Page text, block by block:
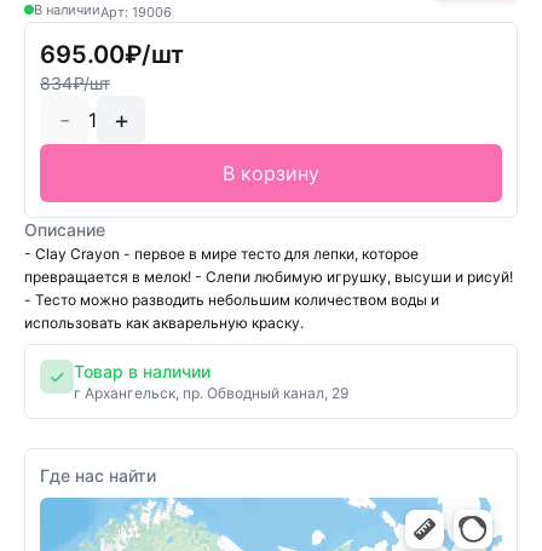
В наличииАрт: 19006
695.00₽/шт
834₽/шт
- 1 +
В корзину
Описание
- Clay Crayon - первое в мире тесто для лепки, которое
превращается в мелок! - Слепи любимую игрушку, высуши и рисуй!
- Тесто можно разводить небольшим количеством воды и
использовать как акварельную краску.
✓ Товар в наличии
г Архангельск, пр. Обводный канал, 29
Где нас найти